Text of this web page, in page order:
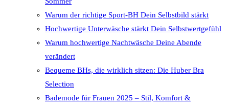
Warum der richtige Sport-BH Dein Selbstbild stärkt
Hochwertige Unterwäsche stärkt Dein Selbstwertgefühl
Warum hochwertige Nachtwäsche Deine Abende
verändert
Bequeme BHs, die wirklich sitzen: Die Huber Bra
Selection
Bademode für Frauen 2025 – Stil, Komfort &